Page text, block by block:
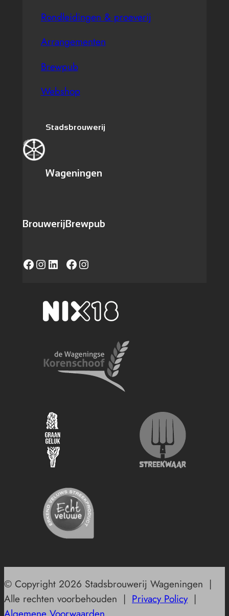
Rondleidingen & proeverij
Arrangementen
Brewpub
Webshop
Stadsbrouwerij
Wageningen
Brouwerij
Facebook Instagram LinkedIn
Brewpub
https://www.facebook.com/caferadvanwageningen/ Instagram
© Copyright 2026 Stadsbrouwerij Wageningen |
Alle rechten voorbehouden | Privacy Policy|